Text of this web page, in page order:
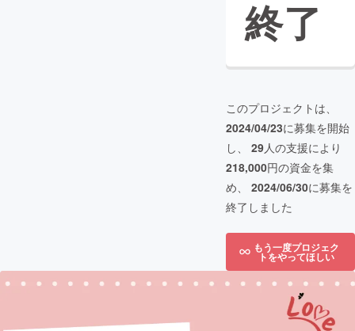
終了
このプロジェクトは、
2024/04/23に募集を開始
し、 29人の支援により
218,000円の資金を集
め、 2024/06/30に募集を
終了しました
もう一度プロジェク
トをやってほしい